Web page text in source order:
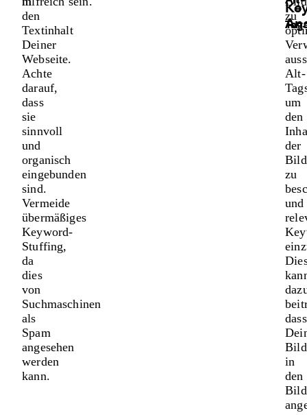
den
Textinhalt
Deiner
Webseite.
Achte
darauf,
dass
sie
sinnvoll
und
organisch
eingebunden
sind.
Vermeide
übermäßiges
Keyword-
Stuffing,
da
dies
von
Suchmaschinen
als
Spam
angesehen
werden
kann.
zu
Alt-
um
den
der
zu
und
dass
in
den